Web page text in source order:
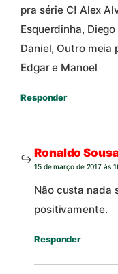
pra série C! Alex
Esquerdinha,
Daniel, Outro meia
Edgar e Manoel
Responder
Ronaldo
15 de março de 2017 às
Não custa nada
positivamente.
Responder